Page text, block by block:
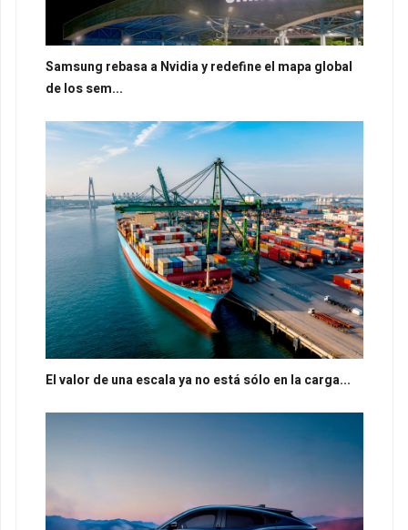
Samsung rebasa a Nvidia y redefine el mapa global
de los sem...
El valor de una escala ya no está sólo en la carga...